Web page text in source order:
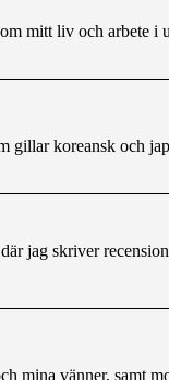
mitt liv och arbete i
gillar koreansk och
jag skriver
mina vänner, samt